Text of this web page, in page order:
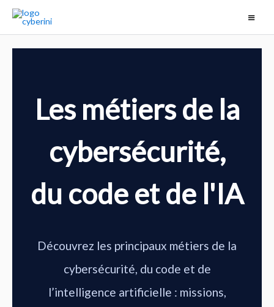
Les métiers de la
cybersécurité,
du code et de l'IA
Découvrez les principaux métiers de la
cybersécurité, du code et de
l’intelligence artificielle : missions,